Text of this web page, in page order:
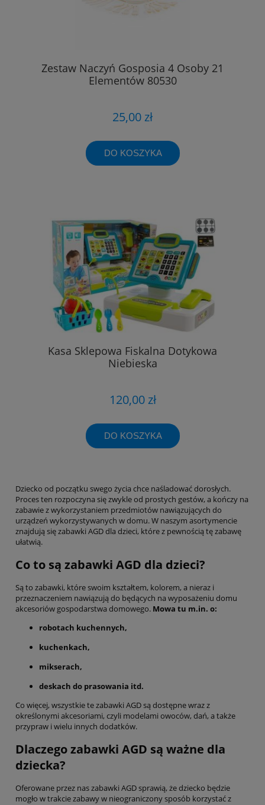
Zestaw Naczyń Gosposia 4 Osoby 21
Elementów 80530
25,00 zł
DO KOSZYKA
Kasa Sklepowa Fiskalna Dotykowa
Niebieska
120,00 zł
DO KOSZYKA
Dziecko od początku swego życia chce naśladować dorosłych.
Proces ten rozpoczyna się zwykle od prostych gestów, a kończy na
zabawie z wykorzystaniem przedmiotów nawiązujących do
urządzeń wykorzystywanych w domu. W naszym asortymencie
znajdują się zabawki AGD dla dzieci, które z pewnością tę zabawę
ułatwią.
Co to są zabawki AGD dla dzieci?
Są to zabawki, które swoim kształtem, kolorem, a nieraz i
przeznaczeniem nawiązują do będących na wyposażeniu domu
akcesoriów gospodarstwa domowego. Mowa tu m.in. o:
robotach kuchennych,
kuchenkach,
mikserach,
deskach do prasowania itd.
Co więcej, wszystkie te zabawki AGD są dostępne wraz z
określonymi akcesoriami, czyli modelami owoców, dań, a także
przypraw i wielu innych dodatków.
Dlaczego zabawki AGD są ważne dla
dziecka?
Oferowane przez nas zabawki AGD sprawią, że dziecko będzie
mogło w trakcie zabawy w nieograniczony sposób korzystać z